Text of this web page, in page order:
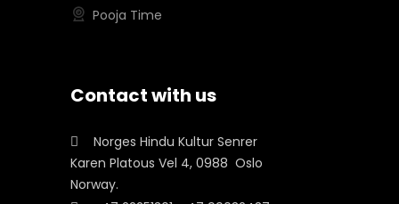
Pooja Time
Contact with us
Norges Hindu Kultur Senrer
Karen Platous Vel 4, 0988 Oslo
Norway.